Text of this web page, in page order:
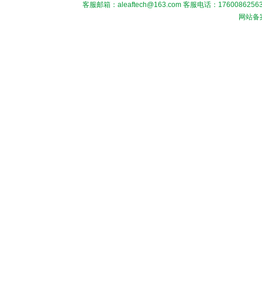
客服邮箱：aleaftech@163.com 客服电话：
网站备